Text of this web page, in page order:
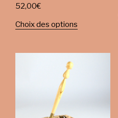
52,00€
Choix des options